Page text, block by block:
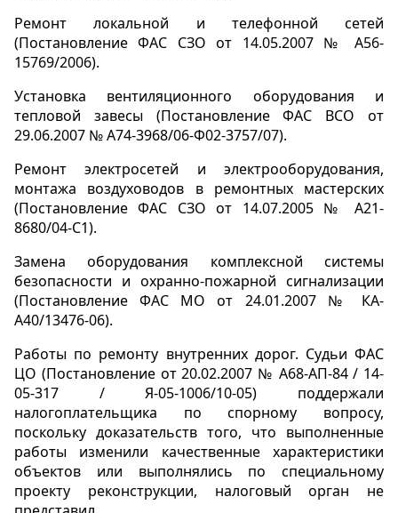
Ремонт локальной и телефонной сетей
(Постановление ФАС СЗО от 14.05.2007 № А56-
15769/2006).
Установка вентиляционного оборудования и
тепловой завесы (Постановление ФАС ВСО от
29.06.2007 № А74-3968/06-Ф02-3757/07).
Ремонт электросетей и электрооборудования,
монтажа воздуховодов в ремонтных мастерских
(Постановление ФАС СЗО от 14.07.2005 № А21-
8680/04-С1).
Замена оборудования комплексной системы
безопасности и охранно-пожарной сигнализации
(Постановление ФАС МО от 24.01.2007 № КА-
А40/13476-06).
Работы по ремонту внутренних дорог. Судьи ФАС
ЦО (Постановление от 20.02.2007 № А68-АП-84 / 14-
05-317 / Я-05-1006/10-05) поддержали
налогоплательщика по спорному вопросу,
поскольку доказательств того, что выполненные
работы изменили качественные характеристики
объектов или выполнялись по специальному
проекту реконструкции, налоговый орган не